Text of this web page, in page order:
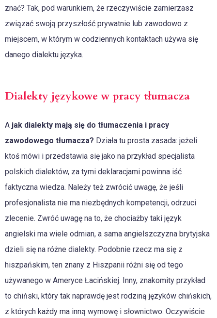
znać? Tak, pod warunkiem, że rzeczywiście zamierzasz
związać swoją przyszłość prywatnie lub zawodowo z
miejscem, w którym w codziennych kontaktach używa się
danego dialektu języka.
Dialekty językowe w pracy tłumacza
A jak dialekty mają się do tłumaczenia i pracy
zawodowego tłumacza? Działa tu prosta zasada: jeżeli
ktoś mówi i przedstawia się jako na przykład specjalista
polskich dialektów, za tymi deklaracjami powinna iść
faktyczna wiedza. Należy też zwrócić uwagę, że jeśli
profesjonalista nie ma niezbędnych kompetencji, odrzuci
zlecenie. Zwróć uwagę na to, że chociażby taki język
angielski ma wiele odmian, a sama angielszczyzna brytyjska
dzieli się na różne dialekty. Podobnie rzecz ma się z
hiszpańskim, ten znany z Hiszpanii różni się od tego
używanego w Ameryce Łacińskiej. Inny, znakomity przykład
to chiński, który tak naprawdę jest rodziną języków chińskich,
z których każdy ma inną wymowę i słownictwo. Oczywiście